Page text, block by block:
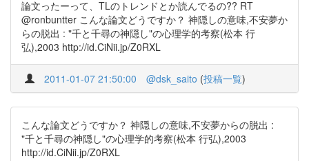
論文ったーって、TLのトレンドとか読んでるの?? RT
@ronbuntter こんな論文どうですか？ 神隠しの意味,不安夢か
らの脱出 : "千と千尋の神隠し"の心理学的考察(松本 行
弘),2003 http://id.CiNii.jp/Z0RXL
2011-01-07 21:50:00 @dsk_saito (投稿一覧)
こんな論文どうですか？ 神隠しの意味,不安夢からの脱出 :
"千と千尋の神隠し"の心理学的考察(松本 行弘),2003
http://id.CiNii.jp/Z0RXL